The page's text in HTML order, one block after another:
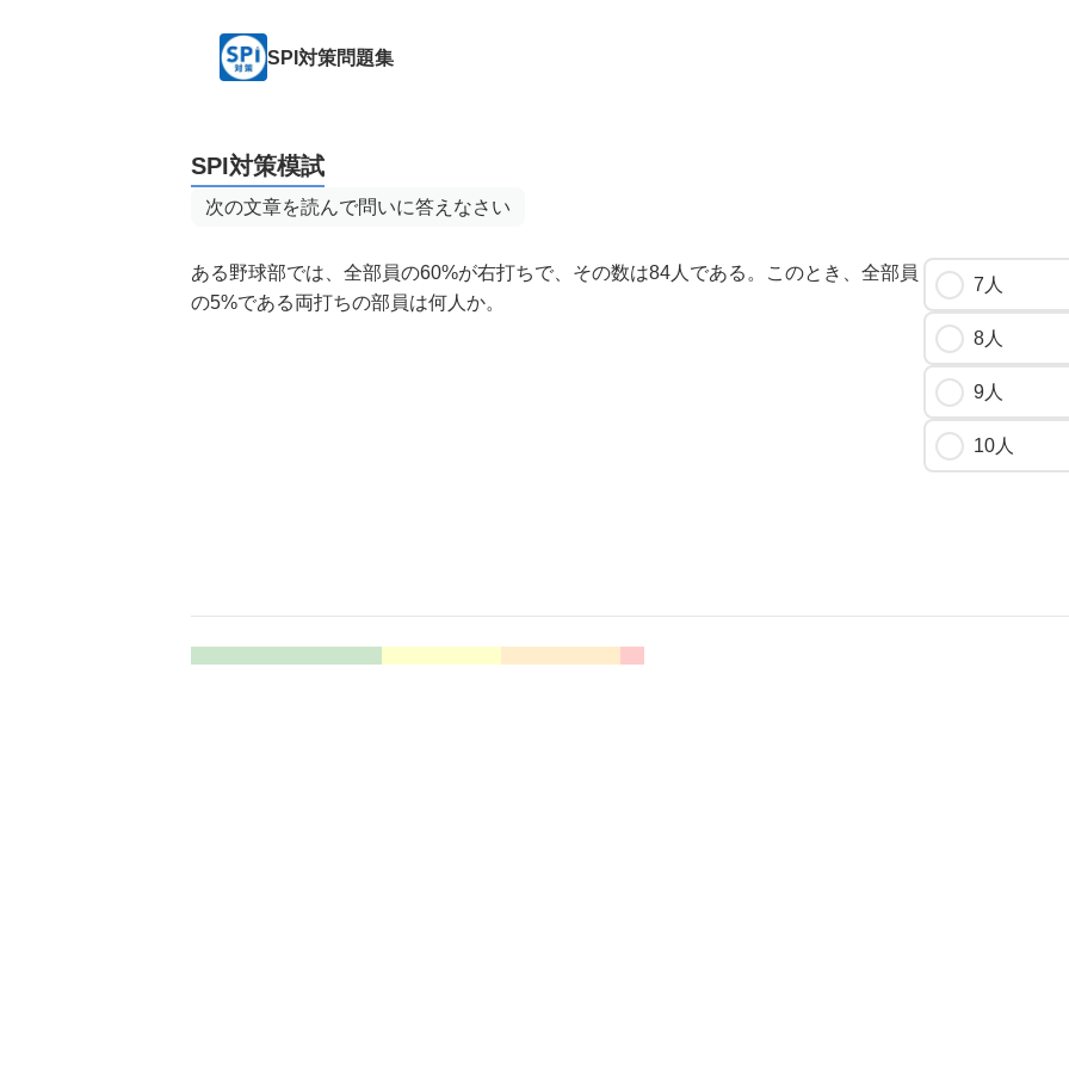
SPI対策問題集
SPI対策模試
次の文章を読んで問いに答えなさい
ある野球部では、全部員の60%が右打ちで、その数は84人である。このとき、全部員
の5%である両打ちの部員は何人か。
7人
8人
9人
10人